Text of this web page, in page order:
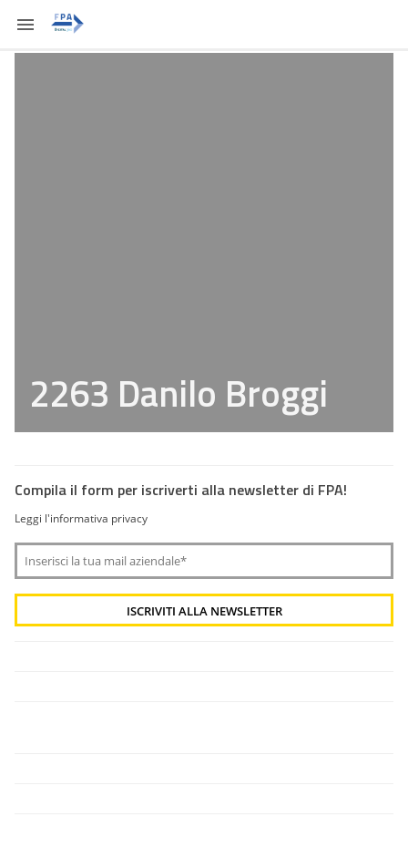
2263 Danilo Broggi
Compila il form per iscriverti alla newsletter di FPA!
Leggi l'informativa privacy